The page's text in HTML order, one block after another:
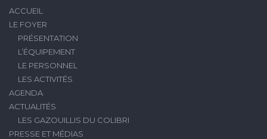
ACCUEIL
LE FOYER
PRÉSENTATION
L’ÉQUIPEMENT
LE PERSONNEL
LES ACTIVITÉS
AGENDA
ACTUALITÉS
LES GAZOUILLIS DU COLIBRI
PRESSE ET MÉDIAS